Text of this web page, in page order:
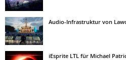
Audio-Infrastruktur von
iEsprite LTL für Michael